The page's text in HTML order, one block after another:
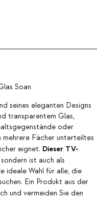
Soan
seines eleganten Designs
transparentem Glas,
oder
Fächer unterteiltes
eignet. Dieser TV-
ist auch als
ideale Wahl für alle, die
Ein Produkt aus der
und vermeiden Sie den